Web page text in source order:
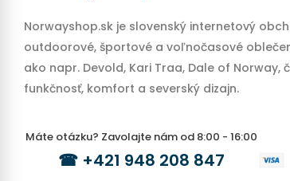
Norwayshop.sk je slovenský internetový
outdoorové, športové a voľnočasové
ako napr. Devold, Kari Traa, Dale of Norway,
funkčnosť, komfort a severský dizajn.
Máte otázku? Zavolajte nám od 8:00 - 16:00
☎ +421 948 208 847